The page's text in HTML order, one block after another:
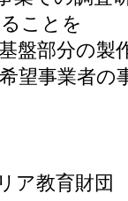
ことを
盤部分の製
望事業者の
ア教育財団